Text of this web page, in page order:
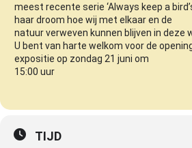
meest recente serie ‘Always keep a
haar droom hoe wij met elkaar en de
natuur verweven kunnen blijven in deze
U bent van harte welkom voor de
expositie op zondag 21 juni om
15:00 uur
TIJD